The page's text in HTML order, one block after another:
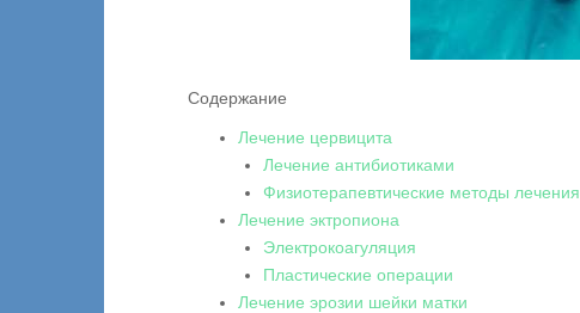
Содержание
Лечение цервицита
Лечение антибиотиками
Физиотерапевтические методы лечения
Лечение эктропиона
Электрокоагуляция
Пластические операции
Лечение эрозии шейки матки